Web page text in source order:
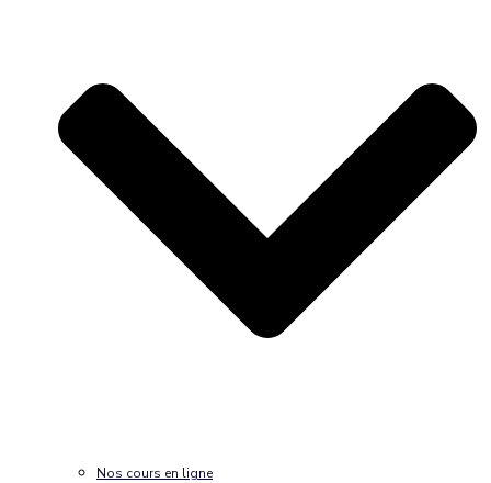
Nos cours en ligne